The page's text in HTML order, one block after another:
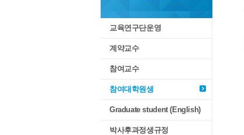
교육연구단운영
계약교수
참여교수
참여대학원생
Graduate student (English)
박사후과정생규정